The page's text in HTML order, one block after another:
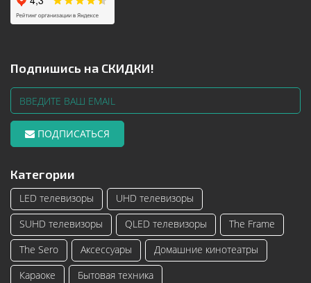
Подпишись на СКИДКИ!
ПОДПИСАТЬСЯ
Категории
LED телевизоры
UHD телевизоры
SUHD телевизоры
QLED телевизоры
The Frame
The Sero
Аксессуары
Домашние кинотеатры
Караоке
Бытовая техника